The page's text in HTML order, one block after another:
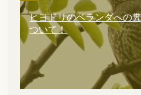
ヒヨドリのベランダへの
ついて！